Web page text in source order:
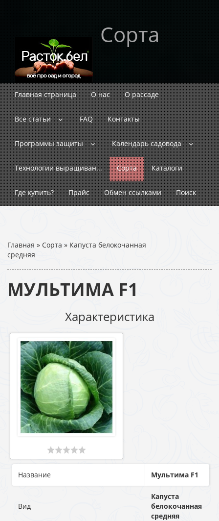
Сорта
Главная страница О нас О рассаде
Все статьи FAQ Контакты
Программы защиты Календарь садовода
Технологии выращиван... Сорта Каталоги
Где купить? Прайс Обмен ссылками Поиск
Главная » Сорта » Капуста белокочанная
средняя
МУЛЬТИМА F1
Характеристика
Название Мультима F1
Вид
Капуста
белокочанная
средняя